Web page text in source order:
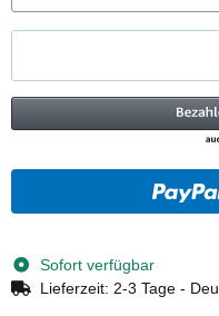
Sofort verfügbar
Lieferzeit: 2-3 Tage -